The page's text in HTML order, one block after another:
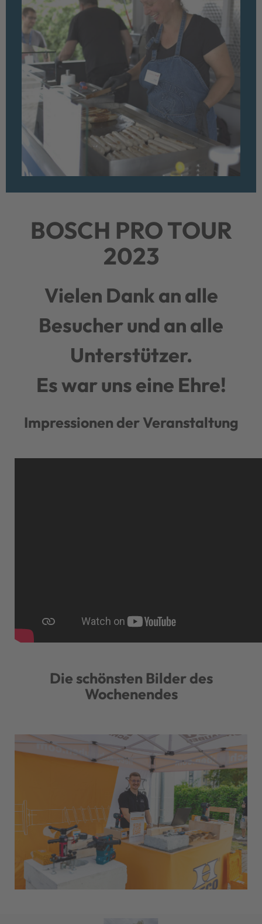
BOSCH PRO TOUR
2023
Vielen Dank an alle
Besucher und an alle
Unterstützer.
Es war uns eine Ehre!
Impressionen der Veranstaltung
Die schönsten Bilder des
Wochenendes
←
Previous
→